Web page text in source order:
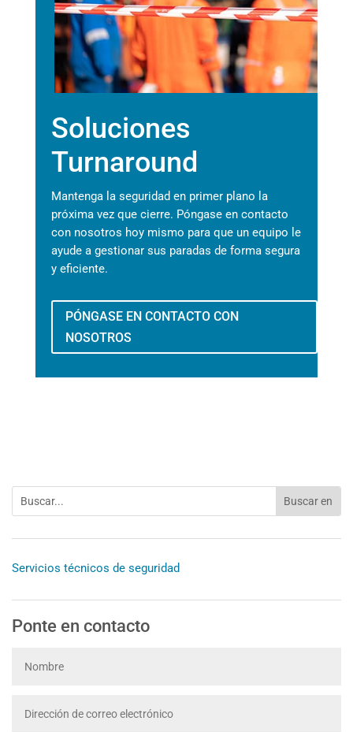
Soluciones
Turnaround
Mantenga la seguridad en primer plano la
próxima vez que cierre. Póngase en contacto
con nosotros hoy mismo para que un equipo le
ayude a gestionar sus paradas de forma segura
y eficiente.
PÓNGASE EN CONTACTO CON
NOSOTROS
Servicios técnicos de seguridad
Ponte en contacto